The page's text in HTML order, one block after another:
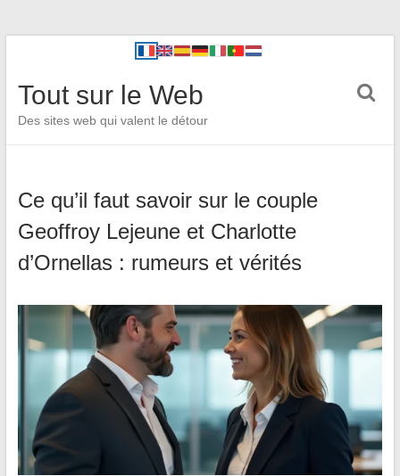
Tout sur le Web
Des sites web qui valent le détour
Ce qu’il faut savoir sur le couple
Geoffroy Lejeune et Charlotte
d’Ornellas : rumeurs et vérités